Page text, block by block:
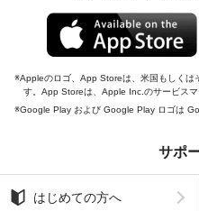
Appleのロゴ、App Storeは、米国もしく
す。App Storeは、Apple Inc.のサービスマ
Google Play および Google Play ロゴは
サポ
はじめての方へ